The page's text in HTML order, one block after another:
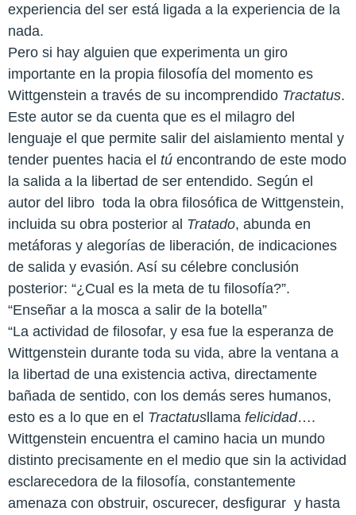
experiencia del ser está ligada a la experiencia de la
nada.
Pero si hay alguien que experimenta un giro
importante en la propia filosofía del momento es
Wittgenstein a través de su incomprendido Tractatus.
Este autor se da cuenta que es el milagro del
lenguaje el que permite salir del aislamiento mental y
tender puentes hacia el tú encontrando de este modo
la salida a la libertad de ser entendido. Según el
autor del libro toda la obra filosófica de Wittgenstein,
incluida su obra posterior al Tratado, abunda en
metáforas y alegorías de liberación, de indicaciones
de salida y evasión. Así su célebre conclusión
posterior: “¿Cual es la meta de tu filosofía?”.
“Enseñar a la mosca a salir de la botella”
“La actividad de filosofar, y esa fue la esperanza de
Wittgenstein durante toda su vida, abre la ventana a
la libertad de una existencia activa, directamente
bañada de sentido, con los demás seres humanos,
esto es a lo que en el Tractatusllama felicidad….
Wittgenstein encuentra el camino hacia un mundo
distinto precisamente en el medio que sin la actividad
esclarecedora de la filosofía, constantemente
amenaza con obstruir, oscurecer, desfigurar y hasta